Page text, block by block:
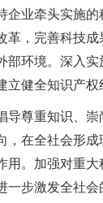
企业牵头实施
革，完善科技
部环境。深入
健全知识产
尊重知识、崇
在全社会形
用。加强对重
步激发全社